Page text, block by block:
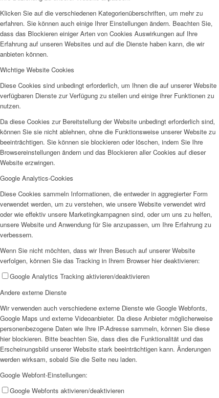
Klicken Sie auf die verschiedenen Kategorienüberschriften, um mehr zu
erfahren. Sie können auch einige Ihrer Einstellungen ändern. Beachten Sie,
dass das Blockieren einiger Arten von Cookies Auswirkungen auf Ihre
Erfahrung auf unseren Websites und auf die Dienste haben kann, die wir
anbieten können.
Wichtige Website Cookies
Diese Cookies sind unbedingt erforderlich, um Ihnen die auf unserer Website
verfügbaren Dienste zur Verfügung zu stellen und einige ihrer Funktionen zu
nutzen.
Da diese Cookies zur Bereitstellung der Website unbedingt erforderlich sind,
können Sie sie nicht ablehnen, ohne die Funktionsweise unserer Website zu
beeinträchtigen. Sie können sie blockieren oder löschen, indem Sie Ihre
Browsereinstellungen ändern und das Blockieren aller Cookies auf dieser
Website erzwingen.
Google Analytics-Cookies
Diese Cookies sammeln Informationen, die entweder in aggregierter Form
verwendet werden, um zu verstehen, wie unsere Website verwendet wird
oder wie effektiv unsere Marketingkampagnen sind, oder um uns zu helfen,
unsere Website und Anwendung für Sie anzupassen, um Ihre Erfahrung zu
verbessern.
Wenn Sie nicht möchten, dass wir Ihren Besuch auf unserer Website
verfolgen, können Sie das Tracking in Ihrem Browser hier deaktivieren:
Google Analytics Tracking aktivieren/deaktivieren
Andere externe Dienste
Wir verwenden auch verschiedene externe Dienste wie Google Webfonts,
Google Maps und externe Videoanbieter. Da diese Anbieter möglicherweise
personenbezogene Daten wie Ihre IP-Adresse sammeln, können Sie diese
hier blockieren. Bitte beachten Sie, dass dies die Funktionalität und das
Erscheinungsbild unserer Website stark beeinträchtigen kann. Änderungen
werden wirksam, sobald Sie die Seite neu laden.
Google Webfont-Einstellungen:
Google Webfonts aktivieren/deaktivieren